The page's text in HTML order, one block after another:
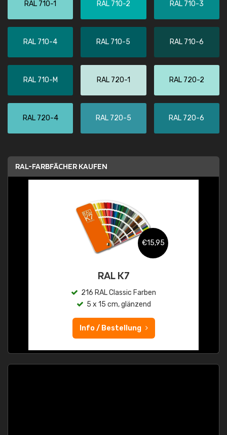
RAL 710-1 RAL 710-2 RAL 710-3
RAL 710-4 RAL 710-5 RAL 710-6
RAL 710-M RAL 720-1 RAL 720-2
RAL 720-4 RAL 720-5 RAL 720-6
RAL-FARBFÄCHER KAUFEN
€15,95
RAL K7
216 RAL Classic Farben
5 x 15 cm, glänzend
Info / Bestellung